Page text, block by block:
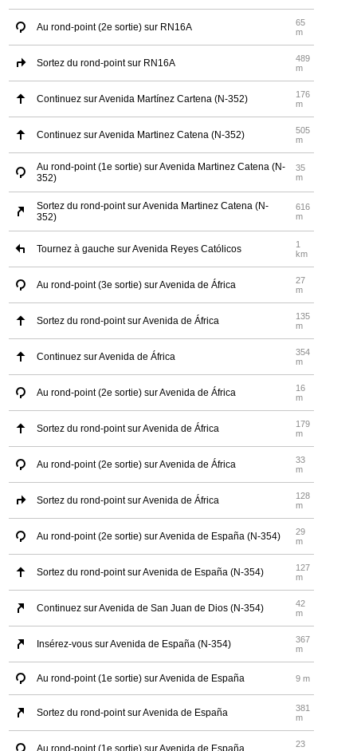
Au rond-point (2e sortie) sur RN16A
65
m
Sortez du rond-point sur RN16A
489
m
Continuez sur Avenida Martínez Cartena (N-352)
176
m
Continuez sur Avenida Martinez Catena (N-352)
505
m
Au rond-point (1e sortie) sur Avenida Martinez Catena (N-
352)
35
m
Sortez du rond-point sur Avenida Martinez Catena (N-
352)
616
m
Tournez à gauche sur Avenida Reyes Católicos
1
km
Au rond-point (3e sortie) sur Avenida de África
27
m
Sortez du rond-point sur Avenida de África
135
m
Continuez sur Avenida de África
354
m
Au rond-point (2e sortie) sur Avenida de África
16
m
Sortez du rond-point sur Avenida de África
179
m
Au rond-point (2e sortie) sur Avenida de África
33
m
Sortez du rond-point sur Avenida de África
128
m
Au rond-point (2e sortie) sur Avenida de España (N-354)
29
m
Sortez du rond-point sur Avenida de España (N-354)
127
m
Continuez sur Avenida de San Juan de Dios (N-354)
42
m
Insérez-vous sur Avenida de España (N-354)
367
m
Au rond-point (1e sortie) sur Avenida de España 9 m
Sortez du rond-point sur Avenida de España
381
m
23